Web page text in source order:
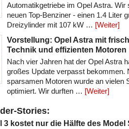
Automatikgetriebe im Opel Astra. Wir
neuen Top-Benziner - einen 1.4 Liter
Dreizylinder mit 107 kW … [Weiter]
Vorstellung: Opel Astra mit
Technik und effizienten Motoren
Nach vier Jahren hat der Opel Astra
großes Update verpasst bekommen.
sparsamen Motoren wurde an vielen
optimiert. Wir durften … [Weiter]
Stories:
3 kostet nur die Hälfte des Model